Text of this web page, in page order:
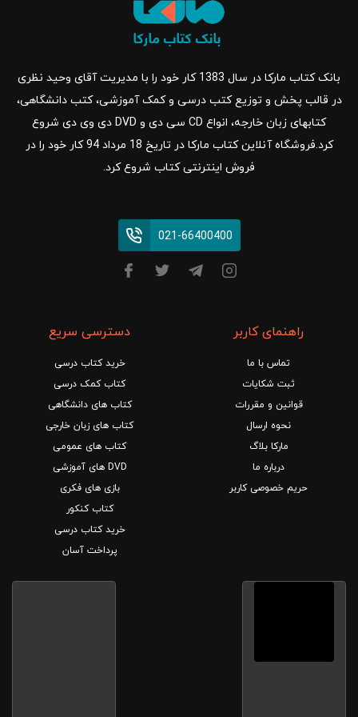
بانک کتاب مارکا در سال 1383 کار خود را با مدیریت آقای وحید نظری
در قالب پخش و توزیع کتب درسی و کمک آموزشی، کتب دانشگاهی،
کتابهای زبان خارجه، انواع CD سی دی و DVD دی وی دی شروع
کرد.فروشگاه آنلاین کتاب مارکا در تاریخ 18 مرداد 94 کار خود را در
فروش اینترنتی کتاب شروع کرد.
021-66400400
راهنمای کاربر
تماس با ما
ثبت شکایات
قوانین و مقررات
نحوه ارسال
مارکا بلاگ
درباره ما
حریم خصوصی کاربر
دسترسی سریع
خرید کتاب درسی
کتاب کمک درسی
کتاب های دانشگاهی
کتاب های زبان خارجی
کتاب های عمومی
DVD های آموزشی
بازی های فکری
کتاب کنکور
خرید کتاب درسی
پرداخت آسان